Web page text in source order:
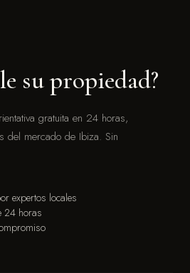
su propiedad?
gratuita en 24 horas,
del mercado de Ibiza. Sin
expertos locales
24 horas